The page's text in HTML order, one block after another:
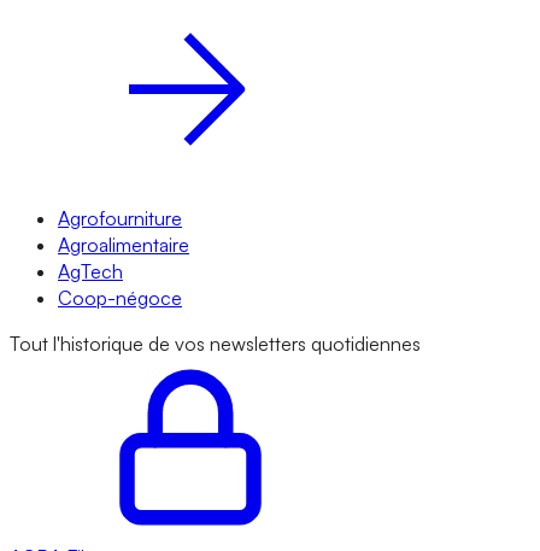
Agrofourniture
Agroalimentaire
AgTech
Coop-négoce
Tout l'historique de vos newsletters quotidiennes